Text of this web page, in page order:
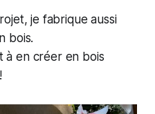
je fabrique aussi
bois.
à en créer en bois